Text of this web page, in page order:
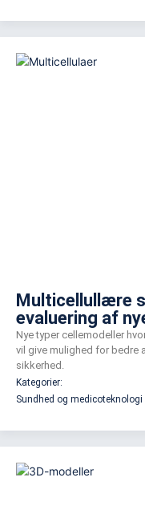
Multicellullære
evaluering af
Nye typer cellemodeller
vil give mulighed for bedre
sikkerhed.
Kategorier:
Sundhed og medicoteknologi